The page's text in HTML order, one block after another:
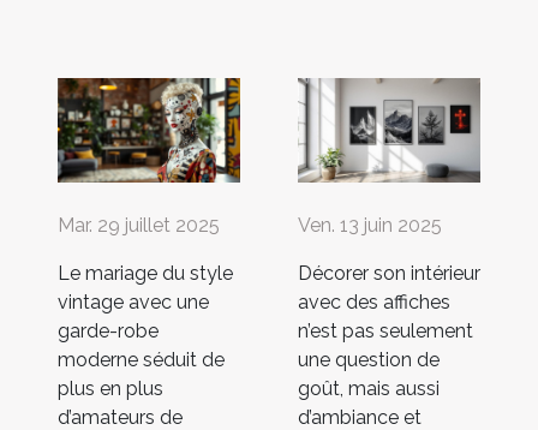
Mar. 29 juillet 2025
Le mariage du style
vintage avec une
garde-robe
moderne séduit de
plus en plus
d’amateurs de
Ven. 13 juin 2025
Décorer son intérieur
avec des affiches
n’est pas seulement
une question de
goût, mais aussi
d’ambiance et